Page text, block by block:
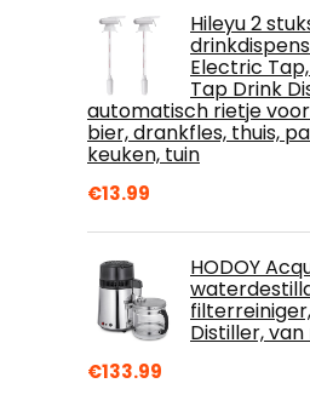
Hileyu 2
Electric
Tap Drink
automatisch rietje
bier, drankfles, thuis,
keuken, tuin
€13.99
HODOY
Distiller,
€133.99